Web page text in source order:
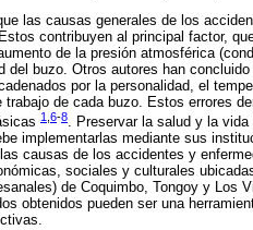
las causas generales de los
Estos contribuyen al principal factor,
de la presión atmosférica
del buzo. Otros autores han
por la personalidad, el
de cada buzo. Estos errores
1 6-8. Preservar la salud y la
implementarlas mediante sus
causas de los accidentes y
sociales y culturales
de Coquimbo, Tongoy y Los
obtenidos pueden ser una